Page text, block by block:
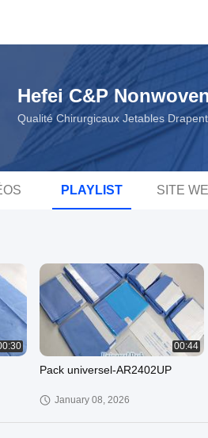
Hefei C&P
Qualité Chirurgicaux Jetables
PLAYLIST SITE
00:44
Pack universel-AR2402UP
January 08, 2026